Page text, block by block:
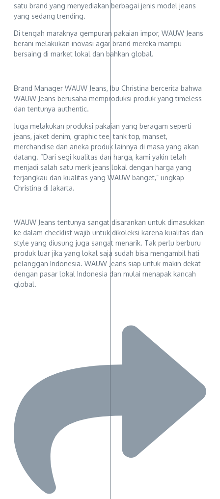
satu brand yang menyediakan berbagai jenis model jeans
yang sedang trending.
Di tengah maraknya gempuran pakaian impor, WAUW Jeans
berani melakukan inovasi agar brand mereka mampu
bersaing di market lokal dan bahkan global.
Brand Manager WAUW Jeans, Ibu Christina bercerita bahwa
WAUW Jeans berusaha memproduksi produk yang timeless
dan tentunya authentic.
Juga melakukan produksi pakaian yang beragam seperti
jeans, jaket denim, graphic tee, tank top, manset,
merchandise dan aneka produk lainnya di masa yang akan
datang. “Dari segi kualitas dan harga, kami yakin telah
menjadi salah satu merk jeans lokal dengan harga yang
terjangkau dan kualitas yang WAUW banget,” ungkap
Christina di Jakarta.
WAUW Jeans tentunya sangat disarankan untuk dimasukkan
ke dalam checklist wajib untuk dikoleksi karena kualitas dan
style yang diusung juga sangat menarik. Tak perlu berburu
produk luar jika yang lokal saja sudah bisa mengambil hati
pelanggan Indonesia. WAUW Jeans siap untuk makin dekat
dengan pasar lokal Indonesia dan mulai menapak kancah
global.